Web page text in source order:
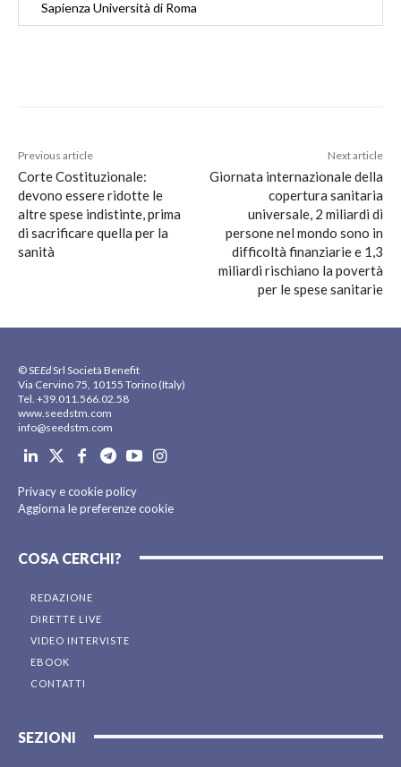
Sapienza Università di Roma
Previous article
Corte Costituzionale:
devono essere ridotte le
altre spese indistinte, prima
di sacrificare quella per la
sanità
Next article
Giornata internazionale della
copertura sanitaria
universale, 2 miliardi di
persone nel mondo sono in
difficoltà finanziarie e 1,3
miliardi rischiano la povertà
per le spese sanitarie
© SEEdSrl Società Benefit
Via Cervino 75, 10155 Torino (Italy)
Tel. +39.011.566.02.58
www.seedstm.com
info@seedstm.com
Privacy e cookie policy
Aggiorna le preferenze cookie
COSA CERCHI?
REDAZIONE
DIRETTE LIVE
VIDEO INTERVISTE
EBOOK
CONTATTI
SEZIONI